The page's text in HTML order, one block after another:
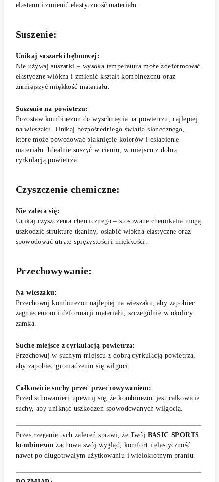
elastanu i zmienić elastyczność materiału.
Suszenie:
Unikaj suszarki bębnowej:
Nie używaj suszarki – wysoka temperatura może zdeformować
elastyczne włókna i zmienić kształt kombinezonu oraz
zmniejszyć miękkość materiału.
Suszenie na powietrzu:
Pozostaw kombinezon do wyschnięcia na powietrzu, najlepiej
na wieszaku. Unikaj bezpośredniego światła słonecznego,
które może powodować blaknięcie kolorów i osłabienie
materiału. Idealnie suszyć w cieniu, w miejscu z dobrą
cyrkulacją powietrza.
Czyszczenie chemiczne:
Nie zaleca się:
Unikaj czyszczenia chemicznego – stosowane chemikalia mogą
uszkodzić strukturę tkaniny, osłabić włókna elastyczne oraz
spowodować utratę sprężystości i miękkości.
Przechowywanie:
Na wieszaku:
Przechowuj kombinezon najlepiej na wieszaku, aby zapobiec
zagnieceniom i deformacji materiału, szczególnie w okolicy
zamka.
Suche miejsce z cyrkulacją powietrza:
Przechowuj w suchym miejscu z dobrą cyrkulacją powietrza,
aby zapobiec gromadzeniu się wilgoci.
Całkowicie suchy przed przechowywaniem:
Przed schowaniem upewnij się, że kombinezon jest całkowicie
suchy, aby uniknąć uszkodzeń spowodowanych wilgocią.
Przestrzeganie tych zaleceń sprawi, że Twój BASIC SPORTS
kombinezon zachowa swój wygląd, komfort i elastyczność
nawet po długotrwałym użytkowaniu i wielokrotnym praniu.